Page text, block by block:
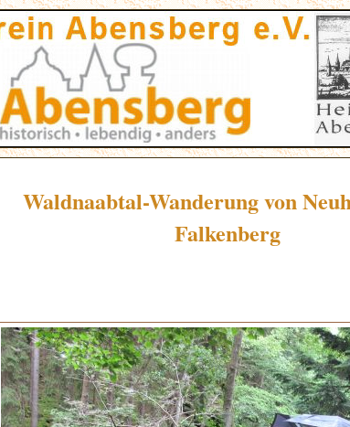
Waldnaabtal-Wanderung von
Falkenberg